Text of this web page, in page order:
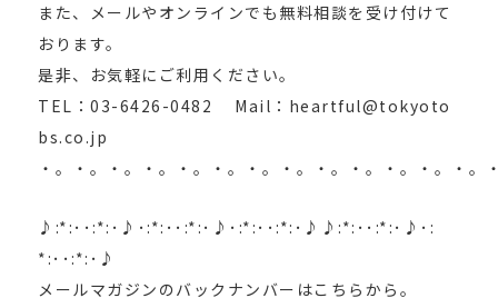
また、メールやオンラインでも無料相談を受け付けて
おります。
是非、お気軽にご利用ください。
TEL：03-6426-0482 Mail：heartful@tokyoto
bs.co.jp
・。・。・。・。・。・。・。・。・。・。・。・。・
♪:*:･･:*:･♪･:*:･･:*:･♪･:*:･･:*:･♪♪:*:･･:*:･♪･:
*:･･:*:･♪
メールマガジンのバックナンバーはこちらから。